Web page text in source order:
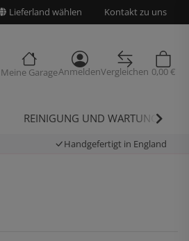
Lieferland wählen Kontakt zu uns
Meine GarageAnmeldenVergleichen 0,00 €
REINIGUNG UND WARTUNG
Handgefertigt in England